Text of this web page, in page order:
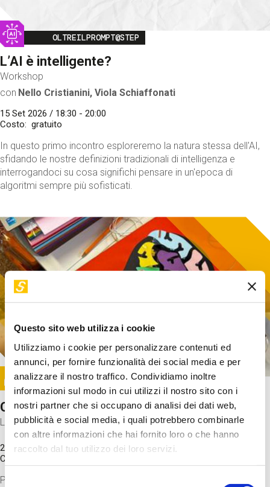
Questo sito web utilizza i cookie
Utilizziamo i cookie per personalizzare contenuti ed
annunci, per fornire funzionalità dei social media e per
analizzare il nostro traffico. Condividiamo inoltre
informazioni sul modo in cui utilizzi il nostro sito con i
nostri partner che si occupano di analisi dei dati web,
pubblicità e social media, i quali potrebbero combinarle
con altre informazioni che hai fornito loro o che hanno
raccolto dal tuo utilizzo dei loro servizi.
Selezione
Image
OLTREILPROMPT@STEP
L’AI è intelligente?
Workshop
con Nello Cristianini, Viola Schiaffonati
15 Set 2026 / 18:30 - 20:00
Costo
gratuito
In questo primo incontro esploreremo la natura stessa dell'AI,
sfidando le nostre definizioni tradizionali di intelligenza e
interrogandoci su cosa significhi pensare in un'epoca di
algoritmi sempre più sofisticati.
Image
SUNDAY@STEP
Come funziona il cervello?
Laboratorio
20 Set 2026 / 11:15 - 13:00
Costo
Proveremo a costruire un cervello in cartoncino cercando di